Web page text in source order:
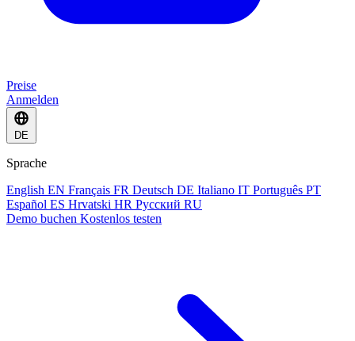
Preise
Anmelden
DE
Sprache
English EN Français FR Deutsch DE Italiano IT Português PT
Español ES Hrvatski HR Русский RU
Demo buchen Kostenlos testen